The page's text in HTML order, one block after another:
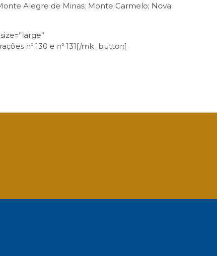
Alegre de Minas; Monte Carmelo; Nova
nº 130 e nº 131[/mk_button]